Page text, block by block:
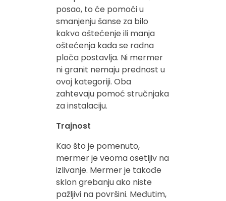
posao, to će pomoći u
smanjenju šanse za bilo
kakvo oštećenje ili manja
oštećenja kada se radna
ploča postavlja. Ni mermer
ni granit nemaju prednost u
ovoj kategoriji. Oba
zahtevaju pomoć stručnjaka
za instalaciju.
Trajnost
Kao što je pomenuto,
mermer je veoma osetljiv na
izlivanje. Mermer je takođe
sklon grebanju ako niste
pažljivi na površini. Međutim,